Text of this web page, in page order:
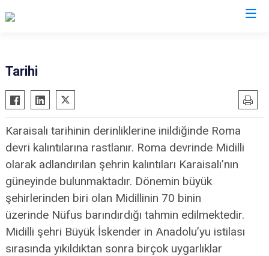
Aladağ
Ceyhan
Feke
İmamoğlu
Karaisalı
Karataş
Kozan
Pozantı
Tufanbeyli
Yumurtalık
Yüreğir
Sarıçam
Tarihi
Karaisalı tarihinin derinliklerine inildiğinde Roma
devri kalıntılarına rastlanır. Roma devrinde Midilli
olarak adlandırılan şehrin kalıntıları Karaisalı’nın
güneyinde bulunmaktadır. Dönemin büyük
şehirlerinden biri olan Midillinin 70 binin
üzerinde Nüfus barındırdığı tahmin edilmektedir.
Midilli şehri Büyük İskender in Anadolu’yu istilası
sırasında yıkıldıktan sonra birçok uygarlıklar